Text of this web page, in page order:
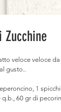
Zucchine
veloce veloce
gusto..
1
60 gr di